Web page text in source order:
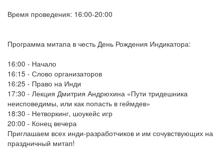
Время проведения: 16:00-20:00
Программа митапа в честь День Рождения Индикатора​:
​16:00 - Начало
16:15 - Слово организаторов
16:25 - Право на Инди
17:30 - Лекция Дмитрия Андрюхина «Пути тридешника
неисповедимы, или как попасть в геймдев»
18:30 - Нетворкинг, шоукейс игр
20:00 - Конец вечера​
Приглашаем всех инди-разработчиков и им сочувствующих на
праздничный митап!